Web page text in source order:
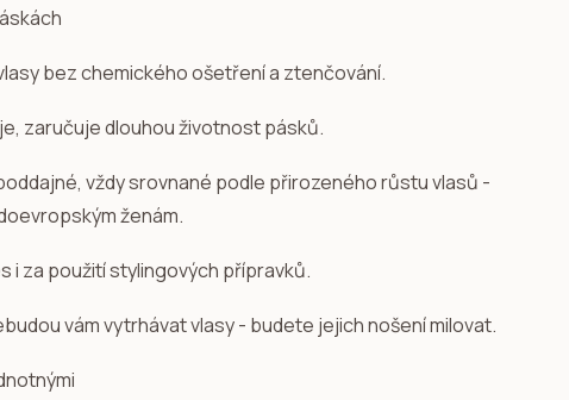
bez chemického ošetření a ztenčování.
zaručuje dlouhou životnost pásků.
vždy srovnané podle přirozeného růstu vlasů -
ženám.
i za použití stylingových přípravků.
vám vytrhávat vlasy - budete jejich nošení milovat.